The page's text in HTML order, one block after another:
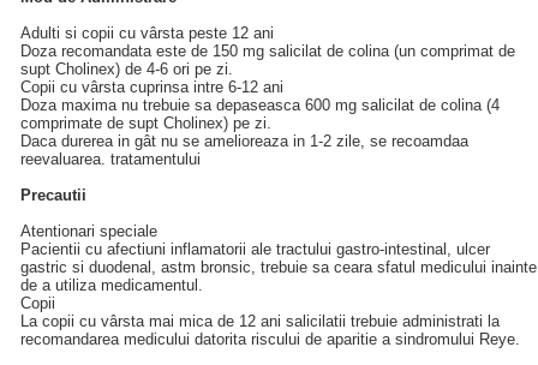
Adulti si copii cu vârsta peste 12 ani
Doza recomandata este de 150 mg salicilat de colina (un comprimat de
supt Cholinex) de 4-6 ori pe zi.
Copii cu vârsta cuprinsa intre 6-12 ani
Doza maxima nu trebuie sa depaseasca 600 mg salicilat de colina (4
comprimate de supt Cholinex) pe zi.
Daca durerea in gât nu se amelioreaza in 1-2 zile, se recoamdaa
reevaluarea. tratamentului
Precautii
Atentionari speciale
Pacientii cu afectiuni inflamatorii ale tractului gastro-intestinal, ulcer
gastric si duodenal, astm bronsic, trebuie sa ceara sfatul medicului inainte
de a utiliza medicamentul.
Copii
La copii cu vârsta mai mica de 12 ani salicilatii trebuie administrati la
recomandarea medicului datorita riscului de aparitie a sindromului Reye.